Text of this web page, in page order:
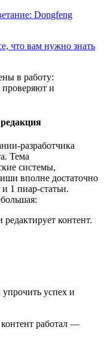
Dongfeng
что вам нужно знать
в работу:
и
разработчика
Тема
системы,
вполне достаточно
и 1 пиар-статьи.
редактирует контент.
успех и
работал —